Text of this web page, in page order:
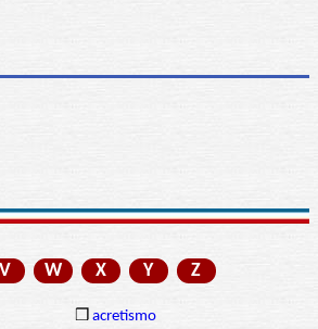
V W X Y Z
❒ acretismo